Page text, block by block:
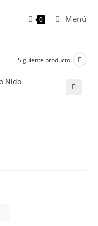
0 Menú
Siguiente producto